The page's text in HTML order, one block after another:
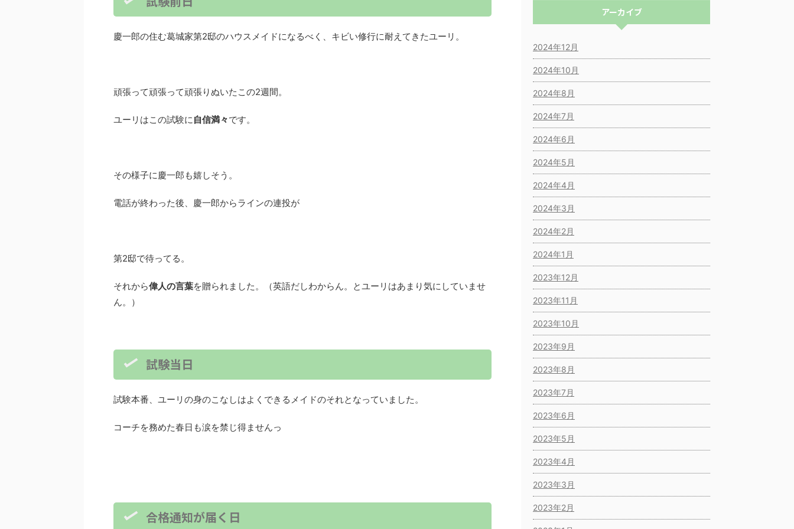
慶一郎の住む葛城家第2邸のハウスメイドになるべく、キビい修行に耐えてきたユーリ。
頑張って頑張って頑張りぬいたこの2週間。
ユーリはこの試験に自信満々です。
その様子に慶一郎も嬉しそう。
電話が終わった後、慶一郎からラインの連投が
第2邸で待ってる。
それから偉人の言葉を贈られました。（英語だしわからん。とユーリはあまり気にしていませ
ん。）
試験当日
試験本番、ユーリの身のこなしはよくできるメイドのそれとなっていました。
コーチを務めた春日も涙を禁じ得ませんっ
合格通知が届く日
アーカイブ
2024年12月
2024年10月
2024年8月
2024年7月
2024年6月
2024年5月
2024年4月
2024年3月
2024年2月
2024年1月
2023年12月
2023年11月
2023年10月
2023年9月
2023年8月
2023年7月
2023年6月
2023年5月
2023年4月
2023年3月
2023年2月